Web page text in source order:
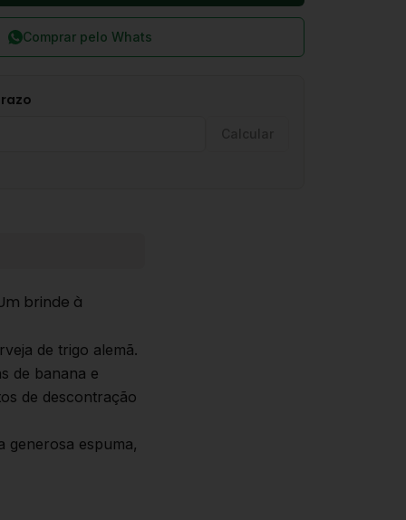
Comprar pelo Whats
brinde à
de trigo alemã.
de banana e
de descontração
generosa espuma,